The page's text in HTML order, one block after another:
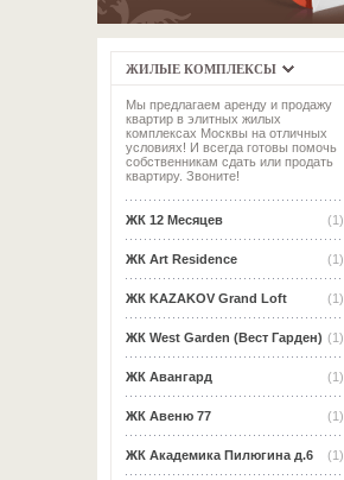
ЖИЛЫЕ КОМПЛЕКСЫ
Мы предлагаем аренду и продажу
квартир в элитных жилых
комплексах Москвы на отличных
условиях! И всегда готовы помочь
собственникам сдать или продать
квартиру. Звоните!
(1)
ЖК 12 Месяцев
(1)
ЖК Art Residence
(1)
ЖК KAZAKOV Grand Loft
(1)
ЖК West Garden (Вест Гарден)
(1)
ЖК Авангард
(1)
ЖК Авеню 77
(1)
ЖК Академика Пилюгина д.6